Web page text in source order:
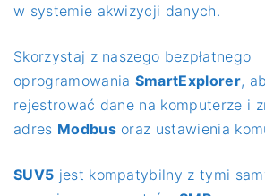
w systemie akwizycji danych.
Skorzystaj z naszego bezpłatnego
oprogramowania SmartExplorer,
rejestrować dane na komputerze i
adres Modbusoraz ustawienia
SUV5 jest kompatybilny z tymi